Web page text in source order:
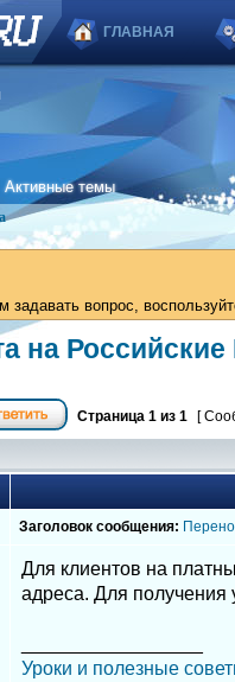
ГЛАВНАЯ
|Активные темы
задавать вопрос,
на Российские
Страница 1 из 1 [
Заголовок сообщения:
Для клиентов на
адреса. Для получения
Уроки и полезные